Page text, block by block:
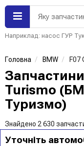
Яку
Наприклад: насос ГУР
Головна BMW F07
Turismo
Туризмо)
Знайдено 2 630
Уточніть